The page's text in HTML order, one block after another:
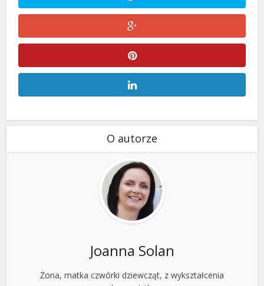
O autorze
Joanna Solan
Żona, matka czwórki dziewcząt, z wykształcenia